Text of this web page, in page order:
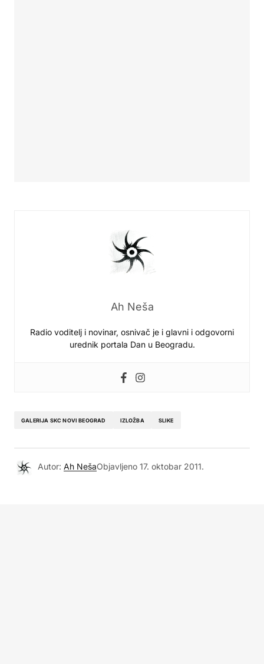
Ah Neša
Radio voditelj i novinar, osnivač je i glavni i odgovorni
urednik portala Dan u Beogradu.
GALERIJA SKC NOVI BEOGRAD IZLOŽBA SLIKE
Autor: Ah NešaObjavljeno 17. oktobar 2011.